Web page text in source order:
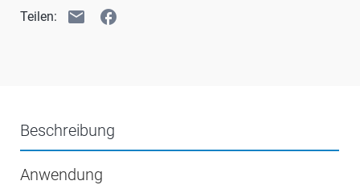
Teilen: email facebook
Beschreibung
Anwendung